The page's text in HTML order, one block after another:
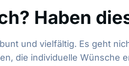
Haben
und vielfältig. Es geht
die individuelle Wünsche